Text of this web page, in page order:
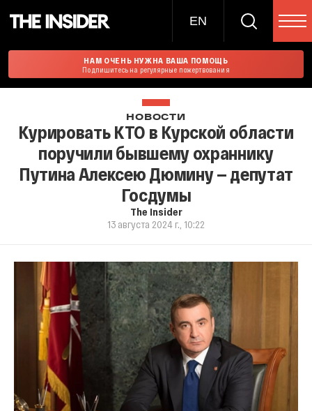
EN
НАМ ОЧЕНЬ НУЖНА ВАША ПОМОЩЬ
Подпишитесь на регулярные пожертвования
НОВОСТИ
Курировать КТО в Курской области
поручили бывшему охраннику
Путина Алексею Дюмину — депутат
Госдумы
The Insider
13 августа 2024 г., 10:22